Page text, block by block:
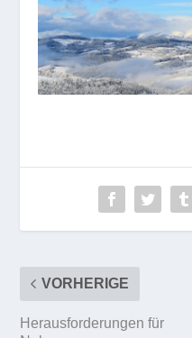
VORHERIGE
Herausforderungen für